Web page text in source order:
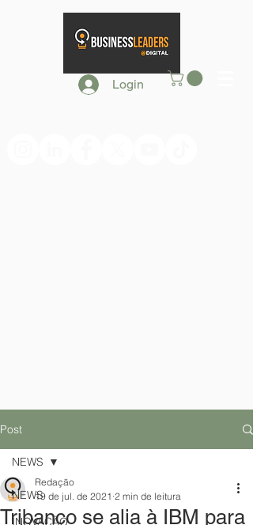
Login
Post
NEWS
INOVAÇÃO
NEWS
Tribanco se alia à IBM para
Redação
19 de jul. de 2021 2 min de leitura